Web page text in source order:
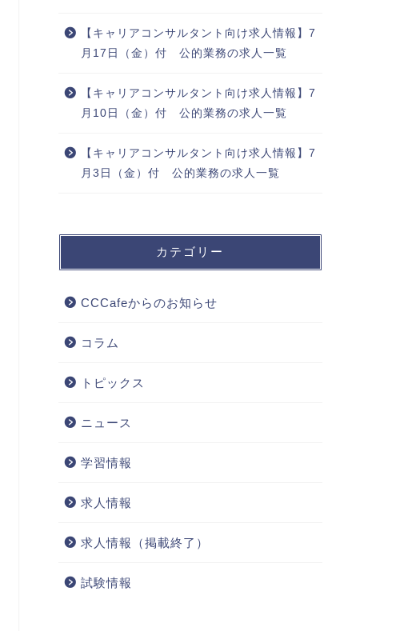
【キャリアコンサルタント向け求人情報】7
月17日（金）付 公的業務の求人一覧
【キャリアコンサルタント向け求人情報】7
月10日（金）付 公的業務の求人一覧
【キャリアコンサルタント向け求人情報】7
月3日（金）付 公的業務の求人一覧
カテゴリー
CCCafeからのお知らせ
コラム
トピックス
ニュース
学習情報
求人情報
求人情報（掲載終了）
試験情報